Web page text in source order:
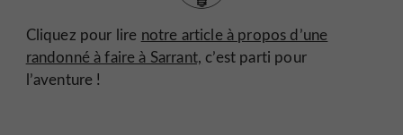
Cliquez pour lire notre article à propos d’une
randonné à faire à Sarrant, c’est parti pour
l’aventure !